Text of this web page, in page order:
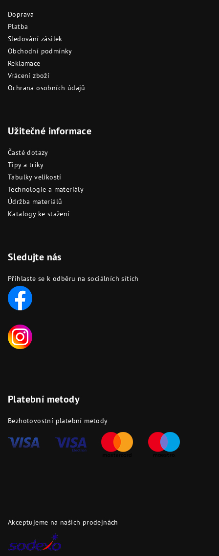
Doprava
Platba
Sledování zásilek
Obchodní podmínky
Reklamace
Vrácení zboží
Ochrana osobních údajů
Užitečné informace
Časté dotazy
Tipy a triky
Tabulky velikostí
Technologie a materiály
Údržba materiálů
Katalogy ke stažení
Sledujte nás
Přihlaste se k odběru na sociálních sítích
Platební metody
Bezhotovostní platební metody
Akceptujeme na našich prodejnách